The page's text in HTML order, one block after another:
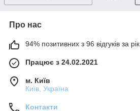
Про нас
94% позитивних з 96 відгуків за рік
Працює з 24.02.2021
м. Київ
Київ, Україна
Контакти